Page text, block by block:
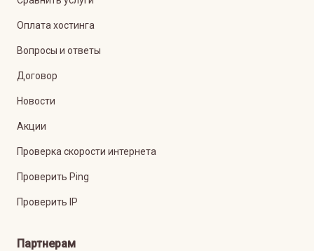
Оплата хостинга
Вопросы и ответы
Договор
Новости
Акции
Проверка скорости интернета
Проверить Ping
Проверить IP
Партнерам